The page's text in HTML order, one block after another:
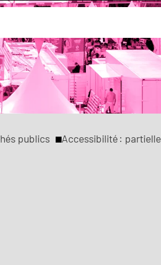
publics
Accessibilité :